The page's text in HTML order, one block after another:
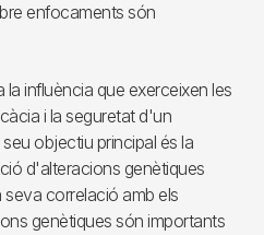
enfocaments són
influència que exerceixen les
i la seguretat d'un
objectiu principal és la
d'alteracions genètiques
seva correlació amb els
genètiques són importants